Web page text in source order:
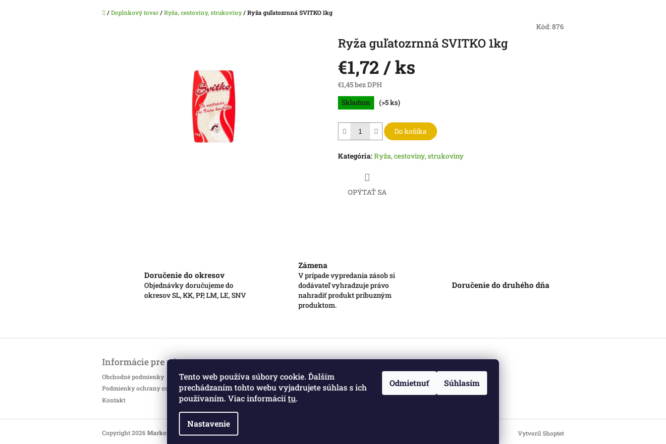
Tento web používa súbory cookie. Ďalším
prechádzaním tohto webu vyjadrujete súhlas s ich
používaním. Viac informáciítu.
Nastavenie
Odmietnuť Súhlasím
Domov
/Doplnkový tovar/Ryža, cestoviny, strukoviny/Ryža guľatozrnná SVITKO 1kg
Kód:876
Ryža guľatozrnná SVITKO 1kg
€1,72 / ks
€1,45 bez DPH
Jednotková
cena:
Skladom (>5 ks)
Do košíka
Kategória: Ryža, cestoviny, strukoviny
OPÝTAŤ SA
Doručenie do okresov
Objednávky doručujeme do
okresov SL, KK, PP, LM, LE, SNV
Zámena
V prípade vypredania zásob si
dodávateľ vyhradzuje právo
nahradiť produkt príbuzným
produktom.
Doručenie do druhého dňa
Informácie pre vás
Obchodné podmienky
Podmienky ochrany osobných údajov
Kontakt
Vytvoril Shoptet
Copyright 2026Markotatry. Všetky práva vyhradené.